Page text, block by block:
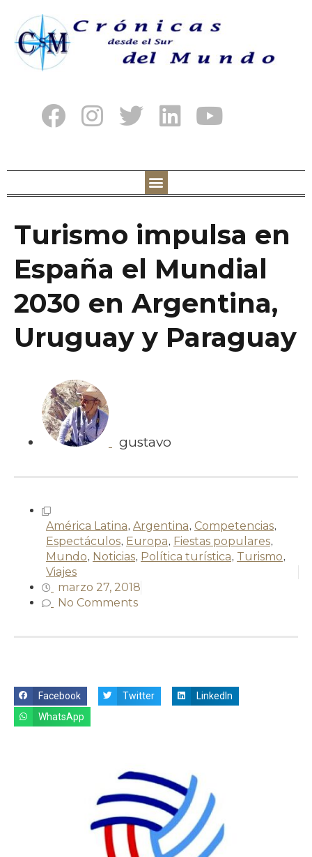
Turismo impulsa en
España el Mundial
2030 en Argentina,
Uruguay y Paraguay
gustavo
América Latina, Argentina, Competencias,
Espectáculos, Europa, Fiestas populares,
Mundo, Noticias, Política turística, Turismo,
Viajes
marzo 27, 2018
No Comments
Facebook Twitter
LinkedIn
WhatsApp